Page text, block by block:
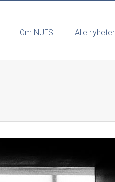
Om NUES Alle nyheter